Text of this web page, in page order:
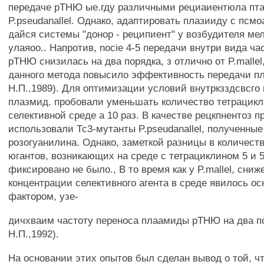
передаче рТНЮ ые.гду различными рециаиентюла
P.pseudanallel. Однако, адаптировать плазииду с
дайся системы "донор - реципиент" у возбудителя
улаяоо.. Напротив, nocie 4-5 передачи внутри вида
рТНЮ снизилась на два порядка, з отлично от
данного метода повысило эффективность передачи
Н.П.,1989). Для оптимизации условий внутркзздсвсго
плазмид. пробовали уменьшать количество
селективной среде а 10 раз. В качестве рецкпнентоз
использовали Тс3-мутанты P.pseudanallel,
розогуанилина. Однако, заметкой разницы в
югантов, возникающих на среде с тетрациклином 5 и
фиксировано не было., В то время как у P.mallel,
концентрации селективного агента в среде явилось
фактором, узе-
дичхваим частоту переноса плаамиды рТНЮ на два
Н.П.,1992).
На основании этих опытов был сделан вывод о той,